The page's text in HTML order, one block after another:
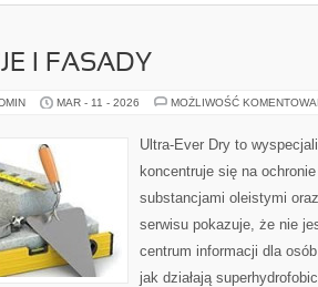
I FASADY
MAR - 11 - 2026 MOŻLIWOŚĆ
Ultra-Ever Dry to
koncentruje się na
substancjami oleistymi
serwisu pokazuje, że nie
centrum informacji dla
jak działają